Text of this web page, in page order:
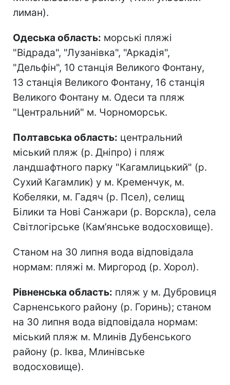
лиман).
Одеська область: морські пляжі
"Відрада", "Лузанівка", "Аркадія",
"Дельфін", 10 станція Великого Фонтану,
13 станція Великого Фонтану, 16 станція
Великого Фонтану м. Одеси та пляж
"Центральний" м. Чорноморськ.
Полтавська область: центральний
міський пляж (р. Дніпро) і пляж
ландшафтного парку "Кагамлицький" (р.
Сухий Кагамлик) у м. Кременчук, м.
Кобеляки, м. Гадяч (р. Псел), селищ
Білики та Нові Санжари (р. Ворскла), села
Світлогірське (Кам’янське водосховище).
Станом на 30 липня вода відповідала
нормам: пляжі м. Миргород (р. Хорол).
Рівненська область: пляж у м. Дубровиця
Сарненського району (р. Горинь); станом
на 30 липня вода відповідала нормам:
міський пляж м. Млинів Дубенського
району (р. Іква, Млинівське
водосховище).